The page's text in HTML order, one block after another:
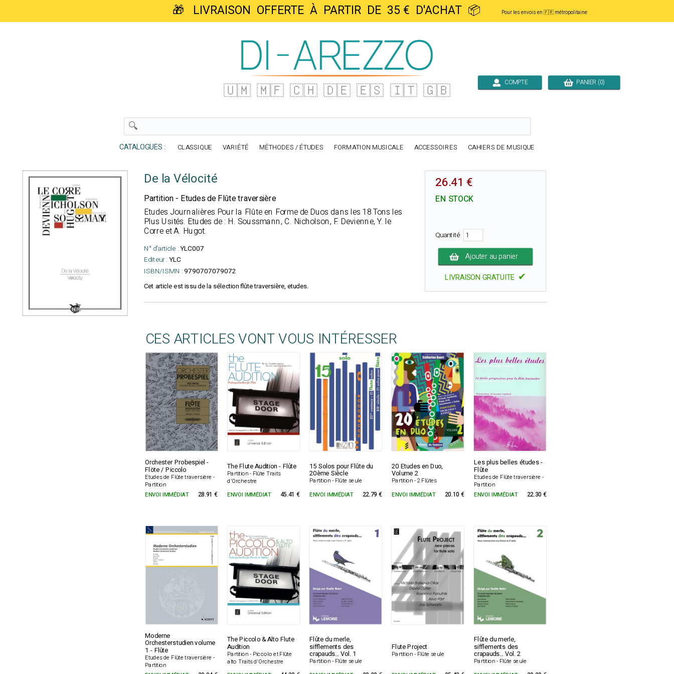
🎁 LIVRAISON OFFERTE À PARTIR DE 35 € D'ACHAT 📦 Pour les envois en 🇫🇷 métropolitaine
🇺🇲 🇲🇫 🇨🇭 🇩🇪 🇪🇸 🇮🇹 🇬🇧 COMPTE PANIER (0)
CATALOGUES : CLASSIQUE VARIÉTÉ MÉTHODES / ÉTUDES FORMATION MUSICALE ACCESSOIRES CAHIERS DE MUSIQUE
De la Vélocité
Partition - Etudes de Flûte traversière
Etudes Journalières Pour la Flûte en Forme de Duos dans les 18 Tons les
Plus Usités. Etudes de : H. Soussmann, C. Nicholson, F. Devienne, Y. le
Corre et A. Hugot.
N° d'article :YLC007
Editeur : YLC
ISBN/ISMN :9790707079072
Cet article est issu de la sélection flûte traversière, etudes.
26.41 €
EN STOCK
Quantité
Ajouter au panier
LIVRAISON GRATUITE ✔
CES ARTICLES VONT VOUS INTÉRESSER
Orchester Probespiel -
Flöte / Piccolo
Etudes de Flûte traversière -
Partition
The Flute Audition - Flûte
Partition - Flûte Traits
d'Orchestre
15 Solos pour Flûte du
20ème Siècle
Partition - Flûte seule
20 Etudes en Duo,
Volume 2
Partition - 2 Flûtes
Les plus belles études -
Flûte
Etudes de Flûte traversière -
Partition
ENVOI IMMÉDIAT 28.91 € ENVOI IMMÉDIAT 45.41 € ENVOI IMMÉDIAT 22.79 € ENVOI IMMÉDIAT 20.10 € ENVOI IMMÉDIAT 22.30 €
Moderne
Orchesterstudien volume
1 - Flûte
Etudes de Flûte traversière -
Partition
The Piccolo & Alto Flute
Audition
Partition - Piccolo et Flûte
alto Traits d'Orchestre
Flûte du merle,
sifflements des
crapauds... Vol. 1
Partition - Flûte seule
Flute Project
Partition - Flûte seule
Flûte du merle,
sifflements des
crapauds... Vol. 2
Partition - Flûte seule